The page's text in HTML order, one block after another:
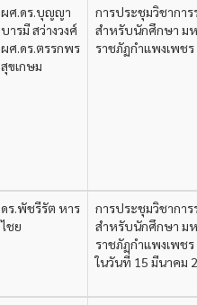
ผศ.ดร.บุญญา
บารมี สว่างวงศ์
ผศ.ดร.ตรรกพร
สุขเกษม
การประชุมวิชากา
สำหรับนักศึกษา ม
ราชภัฏกำแพงเพช
ดร.พัชรีรัต หาร
ไชย
การประชุมวิชากา
สำหรับนักศึกษา ม
ราชภัฏกำแพงเพช
ในวันที่ 15 มีนาคม